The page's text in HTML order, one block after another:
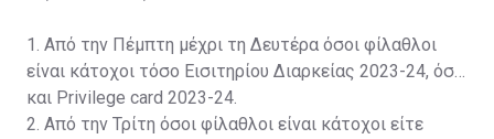
1. Από την Πέμπτη μέχρι τη Δευτέρα όσοι φίλαθλοι
είναι κάτοχοι τόσο Εισιτηρίου Διαρκείας 2023-24, όσο
και Privilege card 2023-24.
2. Από την Τρίτη όσοι φίλαθλοι είναι κάτοχοι είτε